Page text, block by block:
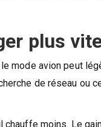
plus
mode avion peut
de réseau ou
moins. Le